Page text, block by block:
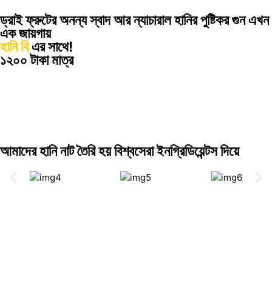
ড্রাই ফ্রুটের অনন্য স্বাদ আর ন্যাচারাল হানির পুষ্টিকর গুন এখন
এক জায়গায়
হানি বিএর সাথে!
১২০০ টাকা মাত্র
আমাদের হানি নাট তৈরি হয় বিশ্বসেরা ইনগ্রিডিয়েন্টস দিয়ে